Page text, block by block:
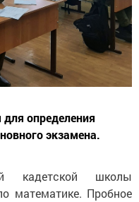
определения
экзамена.
кадетской школы
математике. Пробное